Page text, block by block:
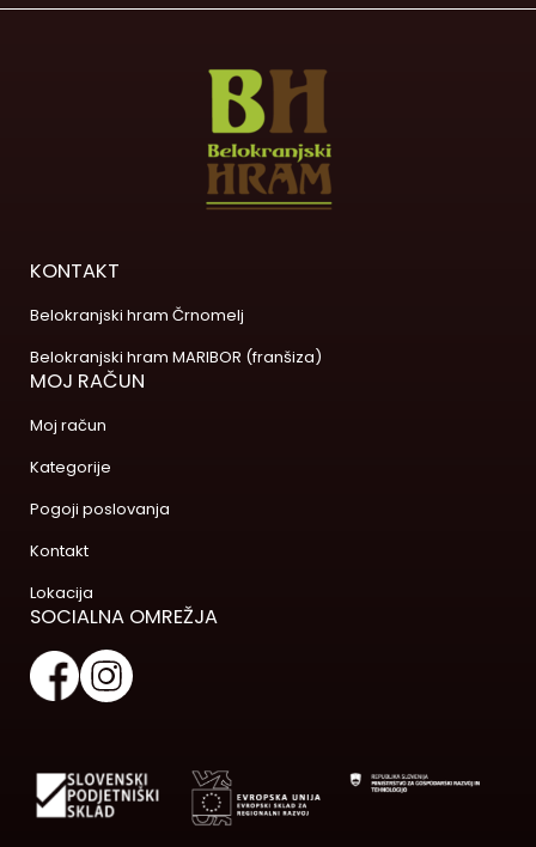
KONTAKT
Belokranjski hram Črnomelj
Belokranjski hram MARIBOR (franšiza)
MOJ RAČUN
Moj račun
Kategorije
Pogoji poslovanja
Kontakt
Lokacija
SOCIALNA OMREŽJA